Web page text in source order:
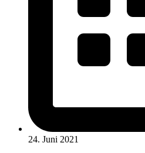
24. Juni 2021